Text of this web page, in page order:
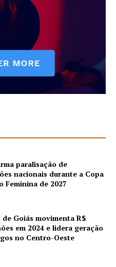
paralisação de
nacionais durante a Copa
Feminina de 2027
de Goiás movimenta R$
em 2024 e lidera geração
no Centro-Oeste